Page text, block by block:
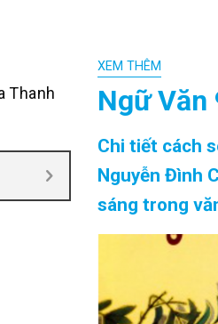
Thanh
XEM THÊM
Ngữ Văn
Chi tiết cách
Nguyễn Đình
sáng trong
tộc siêu ngắn